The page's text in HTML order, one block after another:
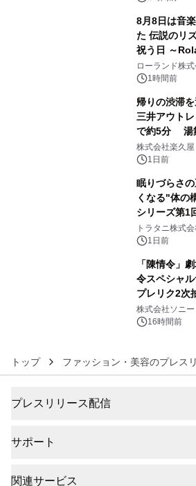
8月8日は音
た 伝説のリ
祝う日 ～
を展示して
催 英国ラジ
アーティスト
メーション
ローランド株
1時間前
帰りの渋滞
三井アウト
で約5分 湯
メニューを提
株式会社楽久屋
1日前
眠りづらさ
くなる"体の
シリーズ第1
トラタニ株式会
1日前
「陳情令」
令スペシャ
プレリク2次
株式会社ソニ
ンズ16時間前
トップ ファッション・美容のプレス
プレスリリース配信
サポート
関連サービス